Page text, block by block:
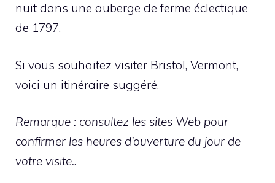
nuit dans une auberge de ferme éclectique
de 1797.
Si vous souhaitez visiter Bristol, Vermont,
voici un itinéraire suggéré.
Remarque : consultez les sites Web pour
confirmer les heures d’ouverture du jour de
votre visite..